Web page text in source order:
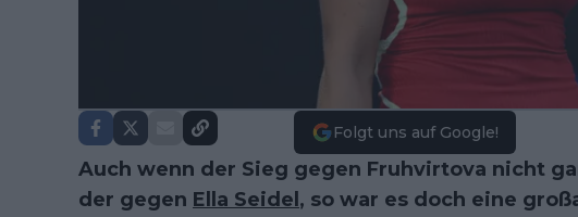
Folgt uns auf Google!
Auch wenn der Sieg gegen Fruhvirtova nicht
der gegen Ella Seidel , so war es doch eine